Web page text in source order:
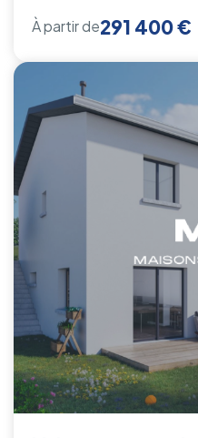
À partir de291 400 €